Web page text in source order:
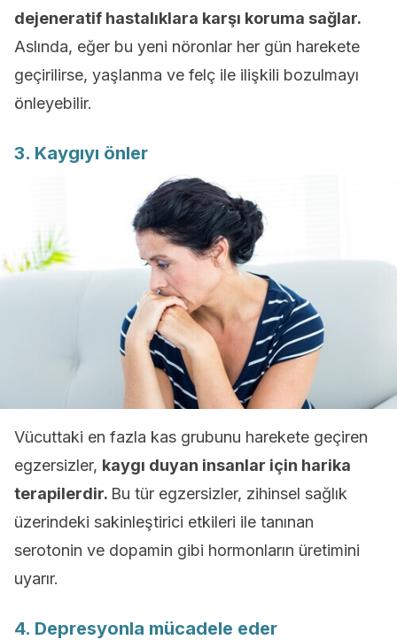
dejeneratif hastalıklara karşı koruma sağlar.
Aslında, eğer bu yeni nöronlar her gün harekete
geçirilirse, yaşlanma ve felç ile ilişkili bozulmayı
önleyebilir.
3. Kaygıyı önler
Vücuttaki en fazla kas grubunu harekete geçiren
egzersizler, kaygı duyan insanlar için harika
terapilerdir. Bu tür egzersizler, zihinsel sağlık
üzerindeki sakinleştirici etkileri ile tanınan
serotonin ve dopamin gibi hormonların üretimini
uyarır.
4. Depresyonla mücadele eder